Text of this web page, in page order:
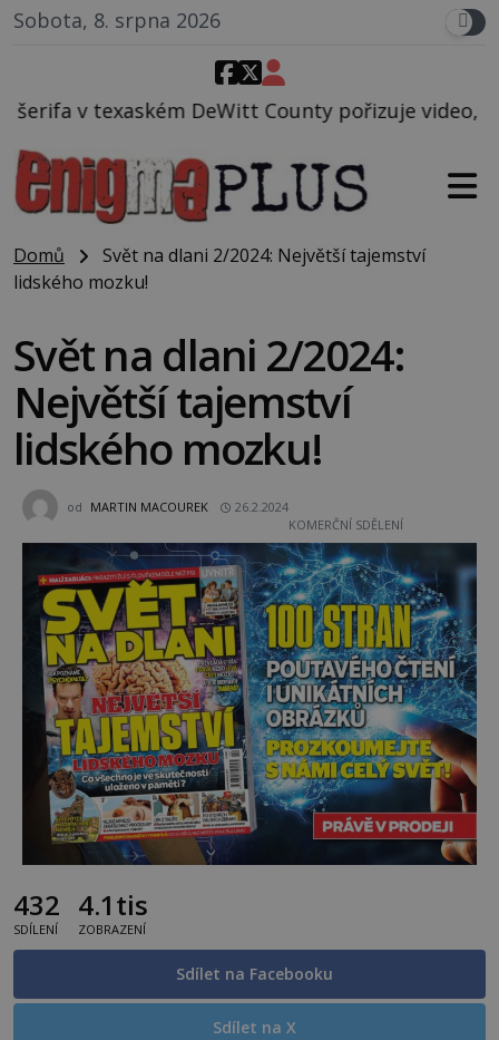
Sobota, 8. srpna 2026
County pořizuje video, na kterém před jeho
Domů
Svět na dlani 2/2024: Největší tajemství
lidského mozku!
Svět na dlani 2/2024:
Největší tajemství
lidského mozku!
od MARTIN MACOUREK
26.2.2024
KOMERČNÍ SDĚLENÍ
432
SDÍLENÍ
4.1tis
ZOBRAZENÍ
Sdílet na Facebooku
Sdílet na X